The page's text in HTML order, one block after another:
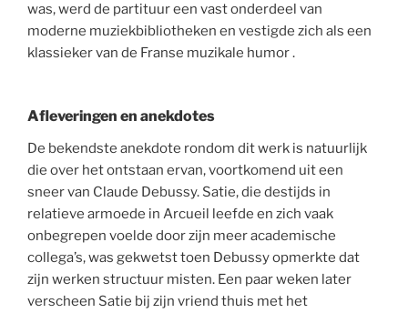
was, werd de partituur een vast onderdeel van
moderne muziekbibliotheken en vestigde zich als een
klassieker van de Franse muzikale humor .
Afleveringen en anekdotes
De bekendste anekdote rondom dit werk is natuurlijk
die over het ontstaan ervan, voortkomend uit een
sneer van Claude Debussy. Satie, die destijds in
relatieve armoede in Arcueil leefde en zich vaak
onbegrepen voelde door zijn meer academische
collega’s, was gekwetst toen Debussy opmerkte dat
zijn werken structuur misten. Een paar weken later
verscheen Satie bij zijn vriend thuis met het